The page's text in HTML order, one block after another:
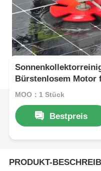
Bürstenlosem Motor
Nassreinigung
MOQ：1 Stück
Bestpreis
PRODUKT-